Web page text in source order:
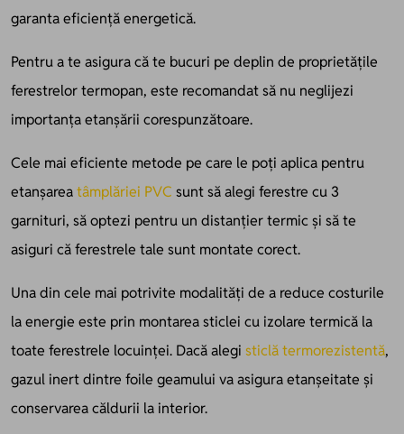
garanta eficiență energetică.
Pentru a te asigura că te bucuri pe deplin de proprietățile
ferestrelor termopan, este recomandat să nu neglijezi
importanța etanșării corespunzătoare.
Cele mai eficiente metode pe care le poți aplica pentru
etanșareatâmplăriei PVC sunt să alegi ferestre cu 3
garnituri, să optezi pentru un distanțier termic și să te
asiguri că ferestrele tale sunt montate corect.
Una din cele mai potrivite modalități de a reduce costurile
la energie este prin montarea sticlei cu izolare termică la
toate ferestrele locuinței. Dacă alegi sticlă termorezistentă,
gazul inert dintre foile geamului va asigura etanșeitate și
conservarea căldurii la interior.